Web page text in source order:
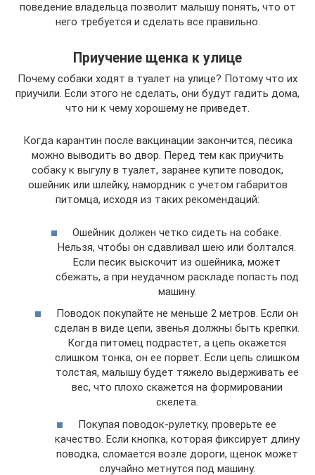
поведение владельца позволит малышу понять, что от
него требуется и сделать все правильно.
Приучение щенка к улице
Почему собаки ходят в туалет на улице? Потому что их
приучили. Если этого не сделать, они будут гадить дома,
что ни к чему хорошему не приведет.
Когда карантин после вакцинации закончится, песика
можно выводить во двор. Перед тем как приучить
собаку к выгулу в туалет, заранее купите поводок,
ошейник или шлейку, намордник с учетом габаритов
питомца, исходя из таких рекомендаций:
Ошейник должен четко сидеть на собаке.
Нельзя, чтобы он сдавливал шею или болтался.
Если песик выскочит из ошейника, может
сбежать, а при неудачном раскладе попасть под
машину.
Поводок покупайте не меньше 2 метров. Если он
сделан в виде цепи, звенья должны быть крепки.
Когда питомец подрастет, а цепь окажется
слишком тонка, он ее порвет. Если цепь слишком
толстая, малышу будет тяжело выдерживать ее
вес, что плохо скажется на формировании
скелета.
Покупая поводок-рулетку, проверьте ее
качество. Если кнопка, которая фиксирует длину
поводка, сломается возле дороги, щенок может
случайно метнутся под машину.